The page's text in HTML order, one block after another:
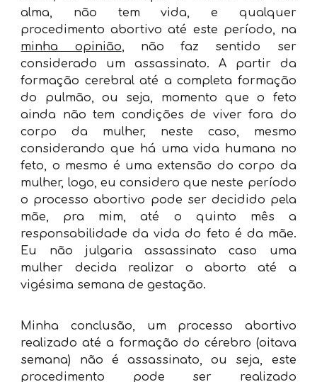
alma, não tem vida, e qualquer
procedimento abortivo até este período, na
minha opinião, não faz sentido ser
considerado um assassinato. A partir da
formação cerebral até a completa formação
do pulmão, ou seja, momento que o feto
ainda não tem condições de viver fora do
corpo da mulher, neste caso, mesmo
considerando que há uma vida humana no
feto, o mesmo é uma extensão do corpo da
mulher, logo, eu considero que neste período
o processo abortivo pode ser decidido pela
mãe, pra mim, até o quinto mês a
responsabilidade da vida do feto é da mãe.
Eu não julgaria assassinato caso uma
mulher decida realizar o aborto até a
vigésima semana de gestação.
Minha conclusão, um processo abortivo
realizado até a formação do cérebro (oitava
semana) não é assassinato, ou seja, este
procedimento pode ser realizado